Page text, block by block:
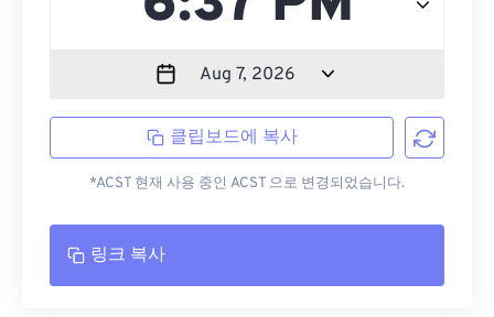
클립보드에 복사
*ACST 현재 사용 중인 ACST 으로 변경되었습니다.
링크 복사